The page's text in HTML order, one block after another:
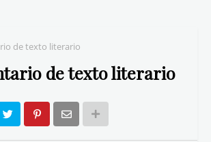
de texto literario
de texto literario